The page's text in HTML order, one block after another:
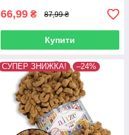
66,99 ₴ 87,99 ₴
Купити
СУПЕР ЗНИЖКА! –24%